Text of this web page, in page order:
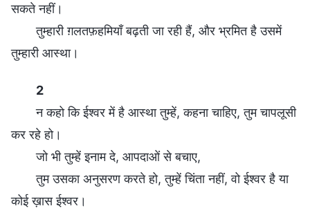
सकते नहीं।
तुम्हारी ग़लतफ़हमियाँ बढ़ती जा रही हैं, और भ्रमित है उसमें
तुम्हारी आस्था।
2
न कहो कि ईश्वर में है आस्था तुम्हें, कहना चाहिए, तुम चापलूसी
कर रहे हो।
जो भी तुम्हें इनाम दे, आपदाओं से बचाए,
तुम उसका अनुसरण करते हो, तुम्हें चिंता नहीं, वो ईश्वर है या
कोई ख़ास ईश्वर।